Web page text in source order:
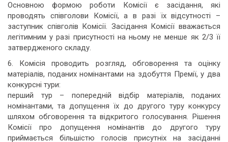
Основною формою роботи Комісії є засідання, які
проводять співголови Комісії, а в разі їх відсутності –
заступник співголів Комісії. Засідання Комісії вважається
легітимним у разі присутності на ньому не менше як 2/3 її
затвердженого складу.
6. Комісія проводить розгляд, обговорення та оцінку
матеріалів, поданих номінантами на здобуття Премії, у два
конкурсні тури:
перший тур – попередній відбір матеріалів, поданих
номінантами, та допущення їх до другого туру конкурсу
шляхом обговорення та відкритого голосування. Рішення
Комісії про допущення номінантів до другого туру
приймається більшістю голосів присутніх на засіданні